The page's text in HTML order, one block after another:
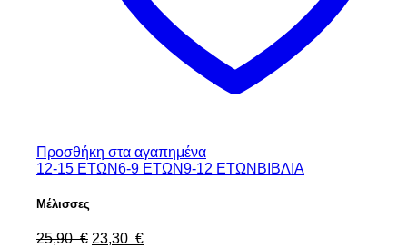
Προσθήκη στα αγαπημένα
12-15 ΕΤΩΝ6-9 ΕΤΩΝ9-12 ΕΤΩΝ ΒΙΒΛΙΑ
Μέλισσες
25,90 € Original
23,30 €Η